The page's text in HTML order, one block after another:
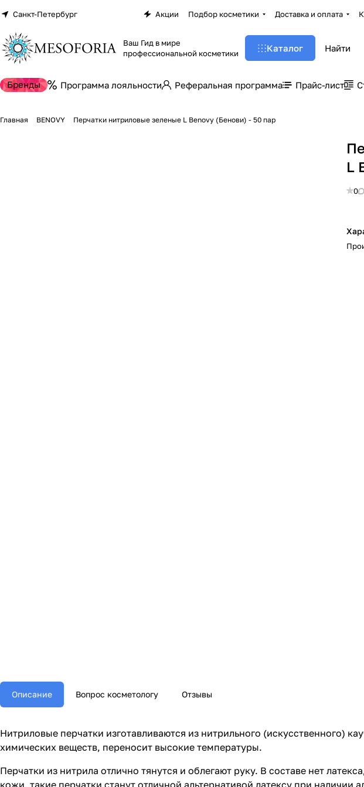
Санкт-Петербург Акции Подбор косметики Доставка и оплата
Ваш Гид в мире
профессиональной косметики
Каталог
Бренды Программа лояльности Реферальная программа Прайс-лист
Главная BENOVY Перчатки нитриловые зеленые L Benovy (Бенови) - 50 пар
L
0
Описание Вопрос косметологу Отзывы
Нитриловые перчатки изготавливаются из нитрильного (искусственного)
химических веществ, переносит высокие температуры.
Перчатки из нитрила отлично тянутся и облегают руку. В составе нет